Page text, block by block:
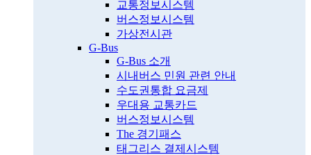
교통정보시스템
버스정보시스템
가상전시관
G-Bus
G-Bus 소개
시내버스 민원 관련 안내
수도권통합 요금제
우대용 교통카드
버스정보시스템
The 경기패스
태그리스 결제시스템